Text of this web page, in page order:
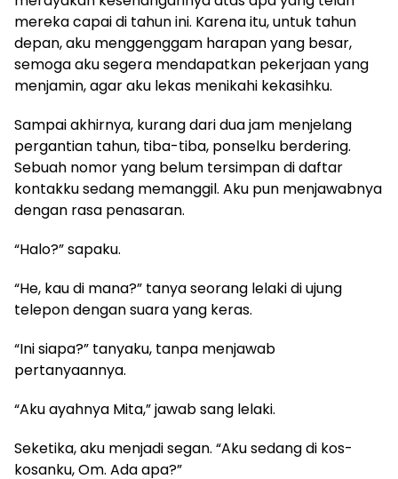
mereka capai di tahun ini. Karena itu, untuk tahun
depan, aku menggenggam harapan yang besar,
semoga aku segera mendapatkan pekerjaan yang
menjamin, agar aku lekas menikahi kekasihku.
Sampai akhirnya, kurang dari dua jam menjelang
pergantian tahun, tiba-tiba, ponselku berdering.
Sebuah nomor yang belum tersimpan di daftar
kontakku sedang memanggil. Aku pun menjawabnya
dengan rasa penasaran.
“Halo?” sapaku.
“He, kau di mana?” tanya seorang lelaki di ujung
telepon dengan suara yang keras.
“Ini siapa?” tanyaku, tanpa menjawab
pertanyaannya.
“Aku ayahnya Mita,” jawab sang lelaki.
Seketika, aku menjadi segan. “Aku sedang di kos-
kosanku, Om. Ada apa?”